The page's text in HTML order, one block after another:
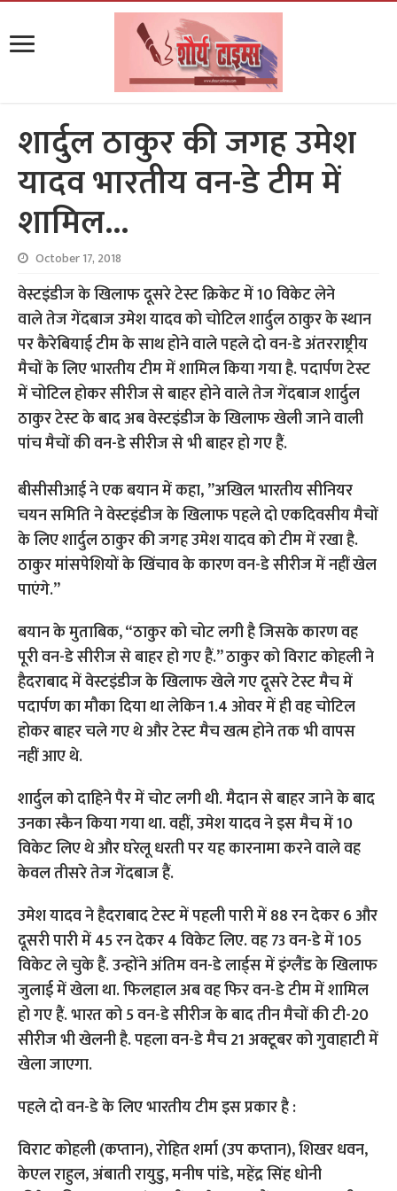
शार्दुल ठाकुर की जगह उमेश
यादव भारतीय वन-डे टीम में
शामिल…
October 17, 2018
वेस्टइंडीज के खिलाफ दूसरे टेस्ट क्रिकेट में 10 विकेट लेने
वाले तेज गेंदबाज उमेश यादव को चोटिल शार्दुल ठाकुर के स्थान
पर कैरेबियाई टीम के साथ होने वाले पहले दो वन-डे अंतरराष्ट्रीय
मैचों के लिए भारतीय टीम में शामिल किया गया है. पदार्पण टेस्ट
में चोटिल होकर सीरीज से बाहर होने वाले तेज गेंदबाज शार्दुल
ठाकुर टेस्ट के बाद अब वेस्टइंडीज के खिलाफ खेली जाने वाली
पांच मैचों की वन-डे सीरीज से भी बाहर हो गए हैं.
बीसीसीआई ने एक बयान में कहा, ”अखिल भारतीय सीनियर
चयन समिति ने वेस्टइंडीज के खिलाफ पहले दो एकदिवसीय मैचों
के लिए शार्दुल ठाकुर की जगह उमेश यादव को टीम में रखा है.
ठाकुर मांसपेशियों के खिंचाव के कारण वन-डे सीरीज में नहीं खेल
पाएंगे.”
बयान के मुताबिक, “ठाकुर को चोट लगी है जिसके कारण वह
पूरी वन-डे सीरीज से बाहर हो गए हैं.” ठाकुर को विराट कोहली ने
हैदराबाद में वेस्टइंडीज के खिलाफ खेले गए दूसरे टेस्ट मैच में
पदार्पण का मौका दिया था लेकिन 1.4 ओवर में ही वह चोटिल
होकर बाहर चले गए थे और टेस्ट मैच खत्म होने तक भी वापस
नहीं आए थे.
शार्दुल को दाहिने पैर में चोट लगी थी. मैदान से बाहर जाने के बाद
उनका स्कैन किया गया था. वहीं, उमेश यादव ने इस मैच में 10
विकेट लिए थे और घरेलू धरती पर यह कारनामा करने वाले वह
केवल तीसरे तेज गेंदबाज हैं.
उमेश यादव ने हैदराबाद टेस्ट में पहली पारी में 88 रन देकर 6 और
दूसरी पारी में 45 रन देकर 4 विकेट लिए. वह 73 वन-डे में 105
विकेट ले चुके हैं. उन्होंने अंतिम वन-डे लार्ड्स में इंग्लैंड के खिलाफ
जुलाई में खेला था. फिलहाल अब वह फिर वन-डे टीम में शामिल
हो गए हैं. भारत को 5 वन-डे सीरीज के बाद तीन मैचों की टी-20
सीरीज भी खेलनी है. पहला वन-डे मैच 21 अक्टूबर को गुवाहाटी में
खेला जाएगा.
पहले दो वन-डे के लिए भारतीय टीम इस प्रकार है :
विराट कोहली (कप्तान), रोहित शर्मा (उप कप्तान), शिखर धवन,
केएल राहुल, अंबाती रायुडु, मनीष पांडे, महेंद्र सिंह धोनी